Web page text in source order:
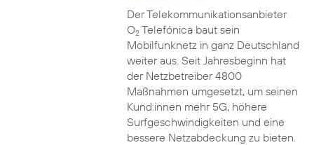
Der Telekommunikationsanbieter
O2Telefónica baut sein
Mobilfunknetz in ganz Deutschland
weiter aus. Seit Jahresbeginn hat
der Netzbetreiber 4800
Maßnahmen umgesetzt, um seinen
Kund:innen mehr 5G, höhere
Surfgeschwindigkeiten und eine
bessere Netzabdeckung zu bieten.